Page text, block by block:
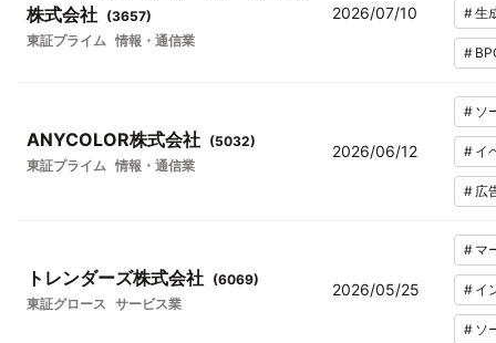
株式会社 (3657)
東証プライム 情報・通信業
2026/07/10 #生
#
ANYCOLOR株式会社 (5032)
東証プライム 情報・通信業
2026/06/12
# ソ
# イ
# 広
トレンダーズ株式会社 (6069)
東証グロース サービス業
2026/05/25
# マ
# イ
# ソ